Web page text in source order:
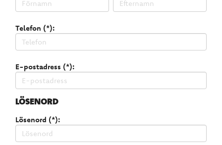
Telefon (*):
E-postadress (*):
LÖSENORD
Lösenord (*):